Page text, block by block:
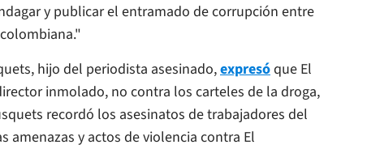
y publicar el entramado de corrupción entre
hijo del periodista asesinado,expresóque El
inmolado, no contra los carteles de la droga,
recordó los asesinatos de trabajadores del
amenazas y actos de violencia contra El